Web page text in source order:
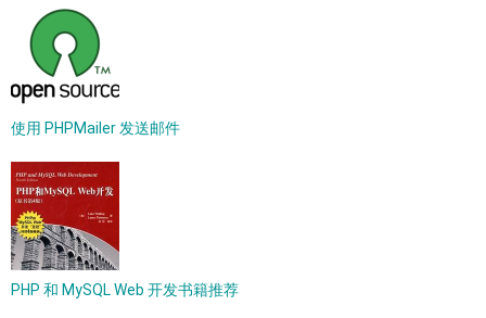
使用 PHPMailer 发送邮件
PHP 和 MySQL Web 开发书籍推荐